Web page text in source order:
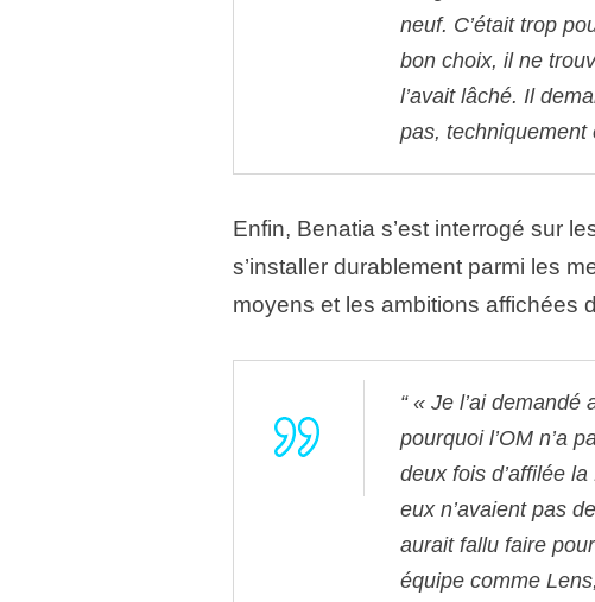
neuf. C’était trop
bon choix, il ne
l’avait lâché. Il
pas, techniquement
Enfin, Benatia s’est interrogé sur
s’installer durablement parmi les
moyens et les ambitions affichées
« Je l’ai demandé
pourquoi l’OM n’a
deux fois d’affilée
eux n’avaient pas
aurait fallu faire
équipe comme